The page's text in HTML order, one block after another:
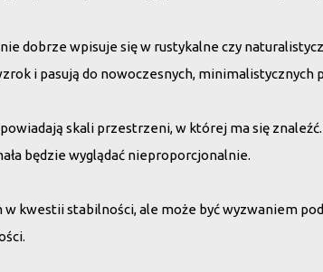
dobrze wpisuje się w rustykalne czy
i pasują do nowoczesnych, minimalistycznych
skali przestrzeni, w której ma się
będzie wyglądać nieproporcjonalnie.
kwestii stabilności, ale może być wyzwaniem